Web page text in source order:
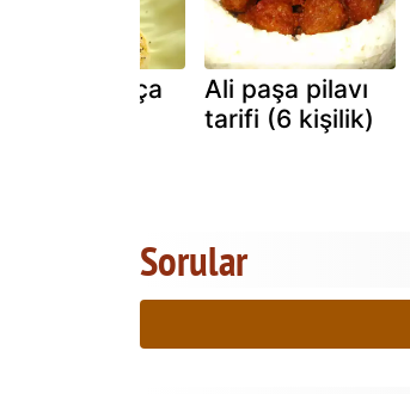
poğaça
Ali paşa pilavı
tarifi (6 kişilik)
Sorular